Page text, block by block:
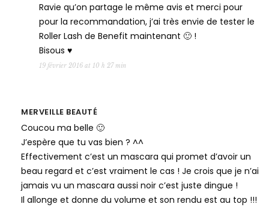
Ravie qu’on partage le même avis et merci pour
pour la recommandation, j’ai très envie de tester le
Roller Lash de Benefit maintenant 🙂 !
Bisous ♥
19 février 2016 at 10 h 27 min
MERVEILLE BEAUTÉ
Coucou ma belle 🙂
J’espère que tu vas bien ? ^^
Effectivement c’est un mascara qui promet d’avoir un
beau regard et c’est vraiment le cas ! Je crois que je n’ai
jamais vu un mascara aussi noir c’est juste dingue !
Il allonge et donne du volume et son rendu est au top !!!